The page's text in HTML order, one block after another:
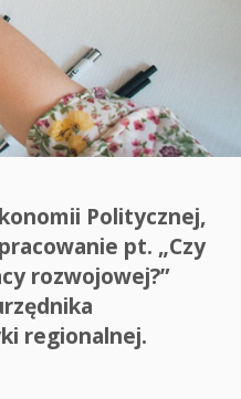
Politycznej,
pt. „Czy
rozwojowej?”
regionalnej.